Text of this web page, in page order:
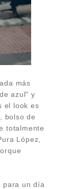
más
azul" y
el look es
bolso de
totalmente
López,
para un día